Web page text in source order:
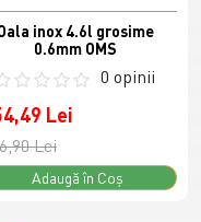
inox 4.6l grosime
0.6mm OMS
0 opinii
Lei
Lei
Adaugă în Coş